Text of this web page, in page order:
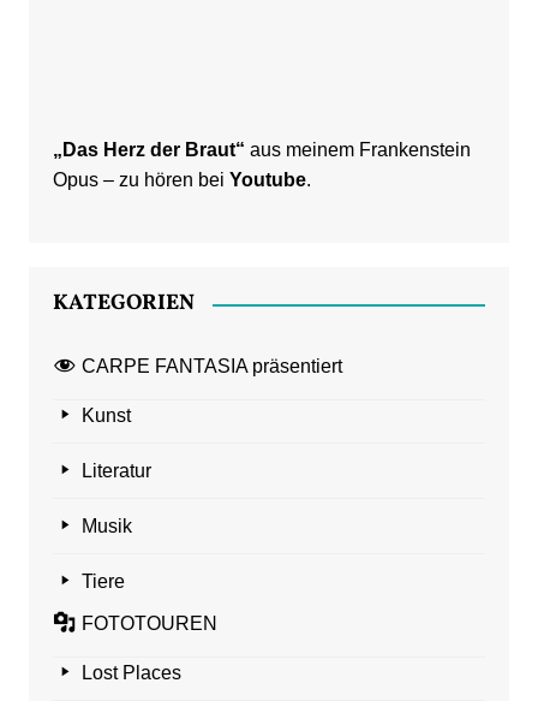
„Das Herz der Braut“ aus meinem Frankenstein
Opus – zu hören bei Youtube.
KATEGORIEN
CARPE FANTASIA präsentiert
Kunst
Literatur
Musik
Tiere
FOTOTOUREN
Lost Places